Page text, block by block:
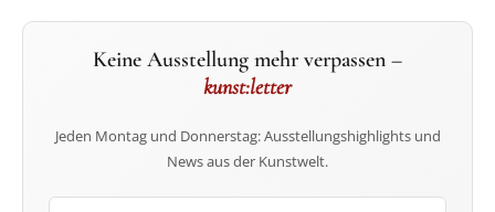
Keine Ausstellung mehr verpassen –
kunst:letter
Jeden Montag und Donnerstag: Ausstellungshighlights und
News aus der Kunstwelt.